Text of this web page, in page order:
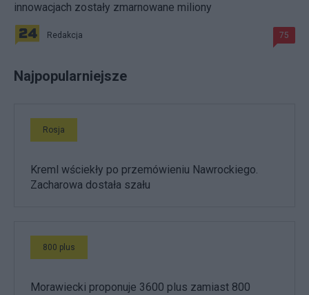
innowacjach zostały zmarnowane miliony
Redakcja 75
Najpopularniejsze
Rosja
Kreml wściekły po przemówieniu Nawrockiego.
Zacharowa dostała szału
800 plus
Morawiecki proponuje 3600 plus zamiast 800